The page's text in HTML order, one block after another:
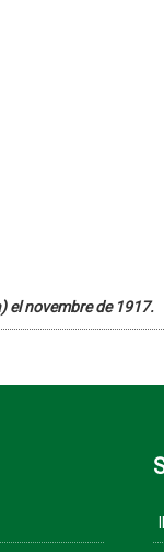
el novembre de 1917.